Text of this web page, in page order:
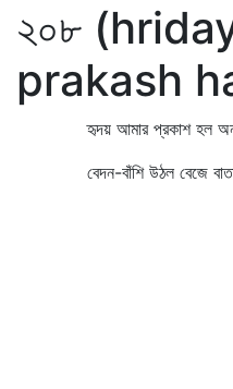
২০৮
prakash
হৃদয় আমার প্রকাশ হল
বেদন-বাঁশি উঠল বেজে